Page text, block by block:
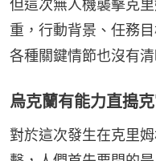
但這次無人機襲擊克
重，行動背景、任務
各種關鍵情節也沒有
烏克蘭有能力直搗
對於這次發生在克里